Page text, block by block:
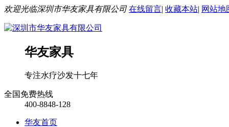
欢迎光临深圳市华友家具有限公司 在线留言| 收藏本站| 网站地
华友家具
专注水疗沙发十七年
全国免费热线
400-8848-128
华友首页